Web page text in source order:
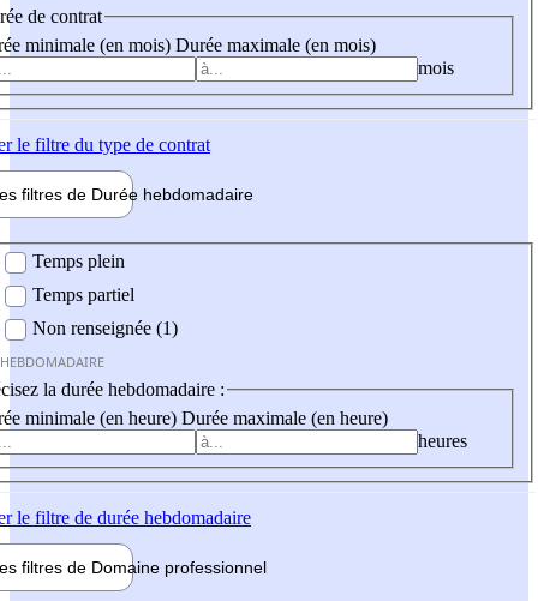
de contrat
minimale (en mois) Durée maximale (en mois)
mois
le filtre du type de contrat
filtres de Durée hebdomadaire
Temps plein
Temps partiel
Non renseignée (1)
la durée hebdomadaire :
minimale (en heure) Durée maximale (en heure)
heures
le filtre de durée hebdomadaire
filtres de Domaine professionnel